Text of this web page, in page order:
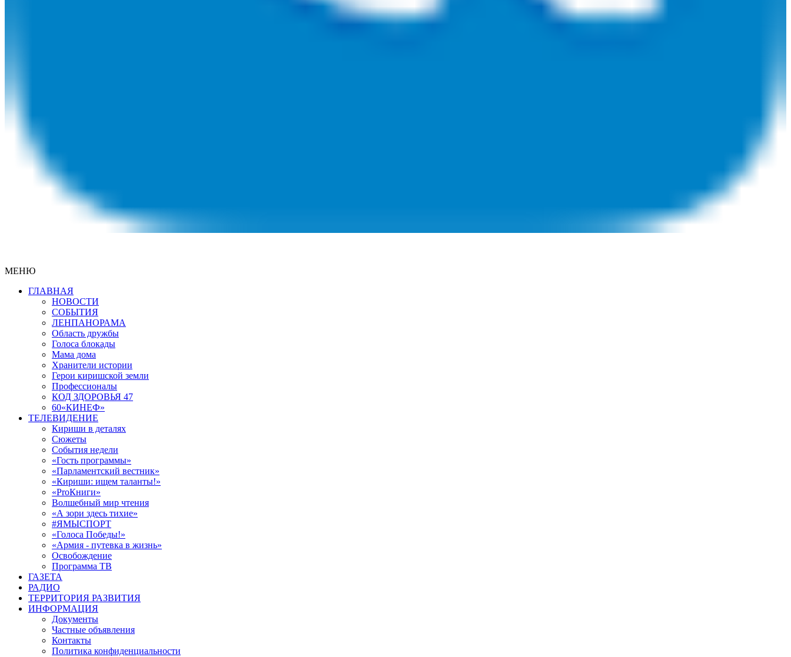
МЕНЮ
ГЛАВНАЯ
НОВОСТИ
СОБЫТИЯ
ЛЕНПАНОРАМА
Область дружбы
Голоса блокады
Мама дома
Хранители истории
Герои киришской земли
Профессионалы
КОД ЗДОРОВЬЯ 47
60«КИНЕФ»
ТЕЛЕВИДЕНИЕ
Кириши в деталях
Сюжеты
События недели
«Гость программы»
«Парламентский вестник»
«Кириши: ищем таланты!»
«ProКниги»
Волшебный мир чтения
«А зори здесь тихие»
#ЯМЫСПОРТ
«Голоса Победы!»
«Армия - путевка в жизнь»
Освобождение
Программа ТВ
ГАЗЕТА
РАДИО
ТЕРРИТОРИЯ РАЗВИТИЯ
ИНФОРМАЦИЯ
Документы
Частные объявления
Контакты
Политика конфиденциальности